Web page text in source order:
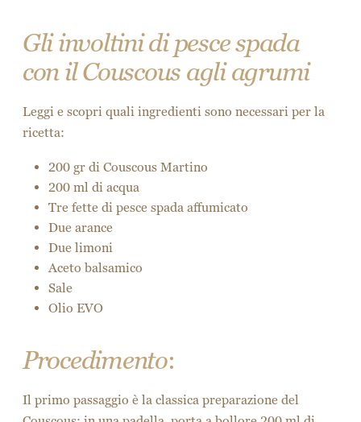
Gli involtini di pesce spada
con il Couscous agli agrumi
Leggi e scopri quali ingredienti sono necessari per la
ricetta:
200 gr di Couscous Martino
200 ml di acqua
Tre fette di pesce spada affumicato
Due arance
Due limoni
Aceto balsamico
Sale
Olio EVO
Procedimento:
Il primo passaggio è la classica preparazione del